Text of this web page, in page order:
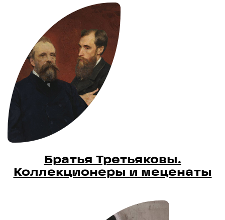
Братья Третьяковы.
Коллекционеры и меценаты